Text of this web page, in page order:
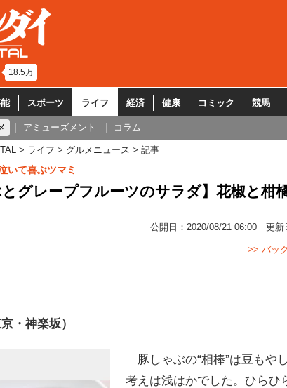
18.5万
スポーツ ライフ 経済 健康 コミック 競馬
アミューズメント コラム
ライフ グルメニュース 記事
いて喜ぶツマミ
とグレープフルーツのサラダ】花椒と柑
公開日： 2020/08/21 06:00 更新
>> バッ
・神楽坂）
豚しゃぶの“相棒”は豆もや
考えは浅はかでした。ひらひ